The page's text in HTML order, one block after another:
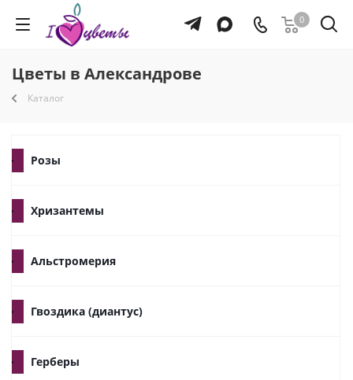
0
Цветы в Александрове
Каталог
Розы
Хризантемы
Альстромерия
Гвоздика (диантус)
Герберы